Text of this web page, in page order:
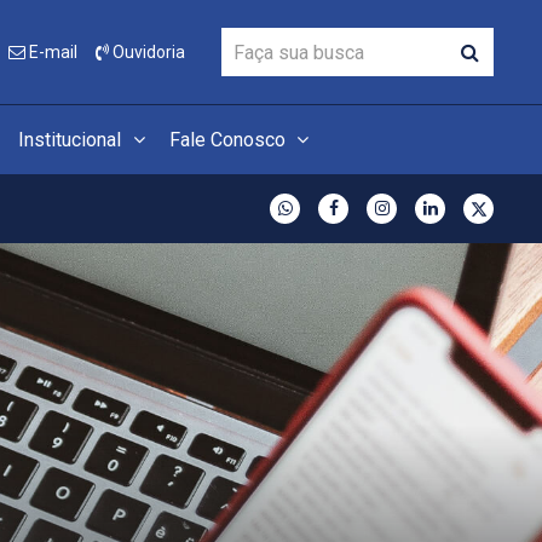
E-mail Ouvidoria
Institucional Fale Conosco